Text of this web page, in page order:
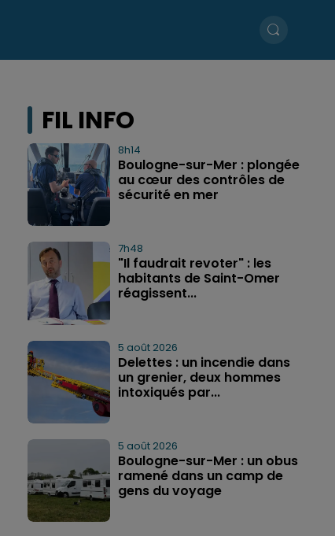
FIL INFO
8h14
Boulogne-sur-Mer : plongée
au cœur des contrôles de
sécurité en mer
7h48
"Il faudrait revoter" : les
habitants de Saint-Omer
réagissent...
5 août 2026
Delettes : un incendie dans
un grenier, deux hommes
intoxiqués par...
5 août 2026
Boulogne-sur-Mer : un obus
ramené dans un camp de
gens du voyage